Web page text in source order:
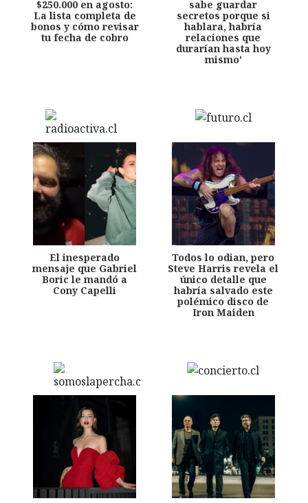
$250.000 en agosto:
La lista completa de
bonos y cómo revisar
tu fecha de cobro
sabe guardar
secretos porque si
hablara, habría
relaciones que
durarían hasta hoy
mismo'
El inesperado
mensaje que Gabriel
Boric le mandó a
Cony Capelli
Todos lo odian, pero
Steve Harris revela el
único detalle que
habría salvado este
polémico disco de
Iron Maiden